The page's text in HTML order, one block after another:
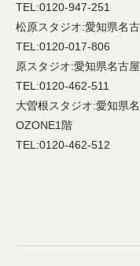
TEL:0120-947-251
松原スタジオ:愛知県名
TEL:0120-017-806
原スタジオ:愛知県名古
TEL:0120-462-511
大曽根スタジオ:愛知県
OZONE1階
TEL:0120-462-512